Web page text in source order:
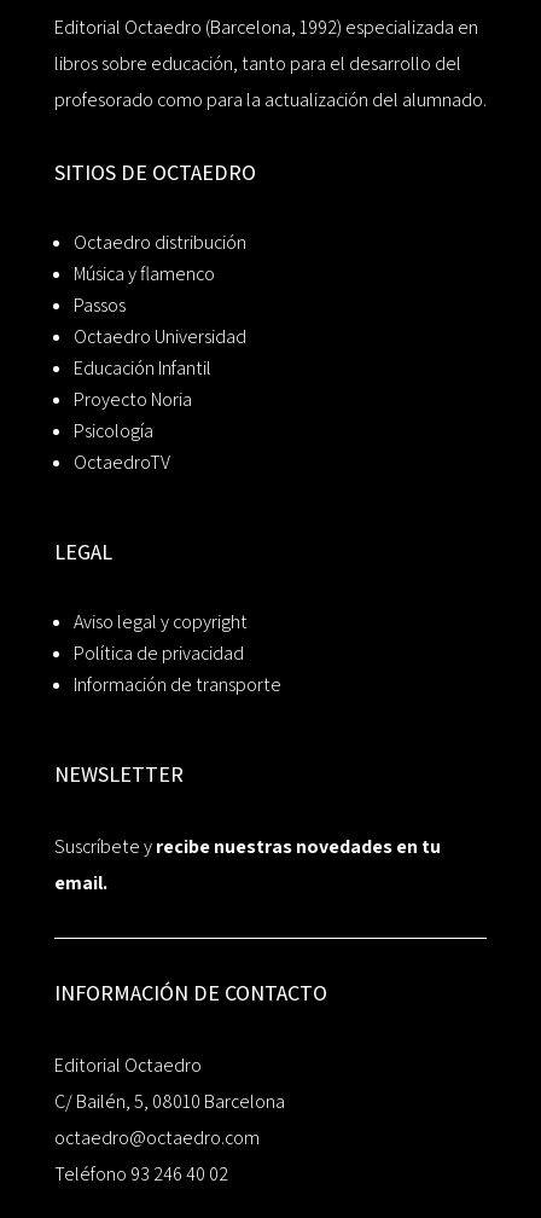
Editorial Octaedro (Barcelona, 1992) especializada en
libros sobre educación, tanto para el desarrollo del
profesorado como para la actualización del alumnado.
SITIOS DE OCTAEDRO
Octaedro distribución
Música y flamenco
Passos
Octaedro Universidad
Educación Infantil
Proyecto Noria
Psicología
OctaedroTV
LEGAL
Aviso legal y copyright
Política de privacidad
Información de transporte
NEWSLETTER
Suscríbete yrecibe nuestras novedades en tu
email.
INFORMACIÓN DE CONTACTO
Editorial Octaedro
C/ Bailén, 5, 08010 Barcelona
octaedro@octaedro.com
Teléfono 93 246 40 02